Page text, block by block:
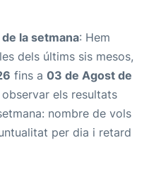
la setmana: Hem
dels últims sis mesos,
fins a 03 de Agost de
els resultats
nombre de vols
per dia i retard